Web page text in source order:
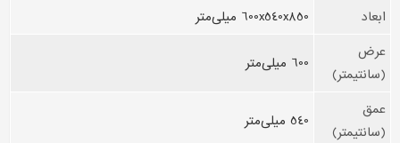
ابعاد
600x540x850 میلی‌متر
عرض
(سانتیمتر)
600 میلی‌متر
عمق
(سانتیمتر)
540 میلی‌متر